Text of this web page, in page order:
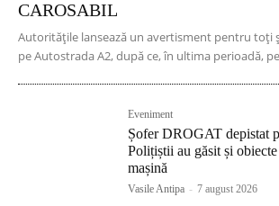
CAROSABIL
Autoritățile lansează un avertisment pentru toți
pe Autostrada A2, după ce, în ultima perioadă,
Eveniment
Șofer DROGAT depistat
Polițiștii au găsit și obiecte
mașină
Vasile Antipa - 7 august 2026